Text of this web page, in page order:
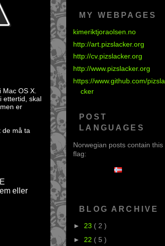
OS X.
ettertid, skal
er
de må ta
eller
MY WEBPAGES
kimeriktjoraolsen.no
http://art.pizslacker.org
http://cv.pizslacker.org
http://www.pizslacker.org
https://www.github.com/pizsla
cker
POST
LANGUAGES
Norwegian posts contain this
flag:
BLOG ARCHIVE
► 23 ( 2 )
►22 ( 5 )